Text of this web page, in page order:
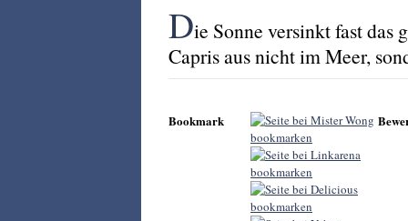
Die Sonne versinkt fast das
Capris aus nicht im Meer,
Bookmark